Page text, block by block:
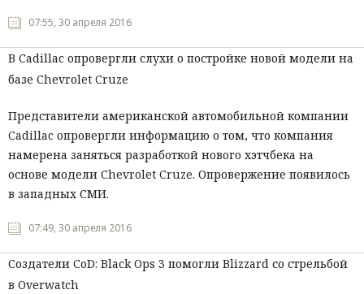
07:55, 30 апреля 2016
В Cadillac опровергли слухи о постройке новой модели на
базе Chevrolet Cruze
Представители американской автомобильной компании
Cadillac опровергли информацию о том, что компания
намерена заняться разработкой нового хэтчбека на
основе модели Chevrolet Cruze. Опровержение появилось
в западных СМИ.
07:49, 30 апреля 2016
Создатели CoD: Black Ops 3 помогли Blizzard со стрельбой
в Overwatch